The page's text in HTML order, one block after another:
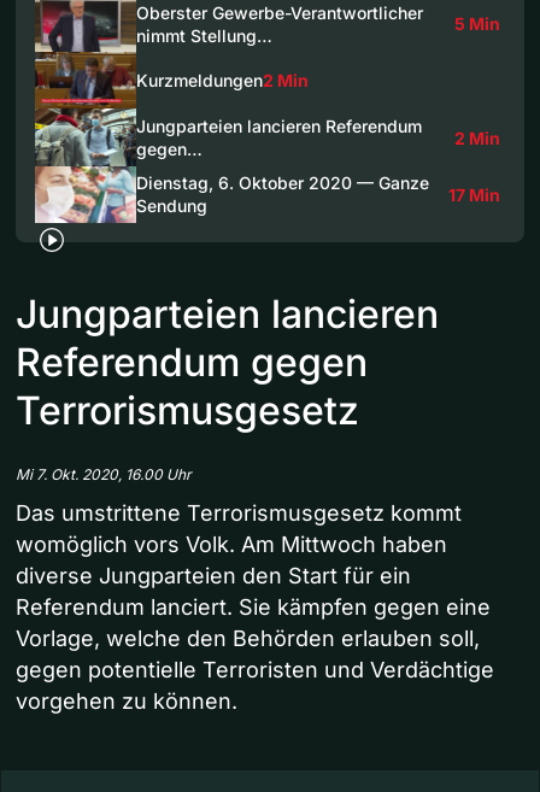
Oberster Gewerbe-Verantwortlicher
nimmt Stellung…
5 Min
Kurzmeldungen2 Min
Jungparteien lancieren Referendum
gegen…
2 Min
Dienstag, 6. Oktober 2020 — Ganze
Sendung
17 Min
Jungparteien lancieren
Referendum gegen
Terrorismusgesetz
Mi 7. Okt. 2020, 16.00 Uhr
Das umstrittene Terrorismusgesetz kommt
womöglich vors Volk. Am Mittwoch haben
diverse Jungparteien den Start für ein
Referendum lanciert. Sie kämpfen gegen eine
Vorlage, welche den Behörden erlauben soll,
gegen potentielle Terroristen und Verdächtige
vorgehen zu können.